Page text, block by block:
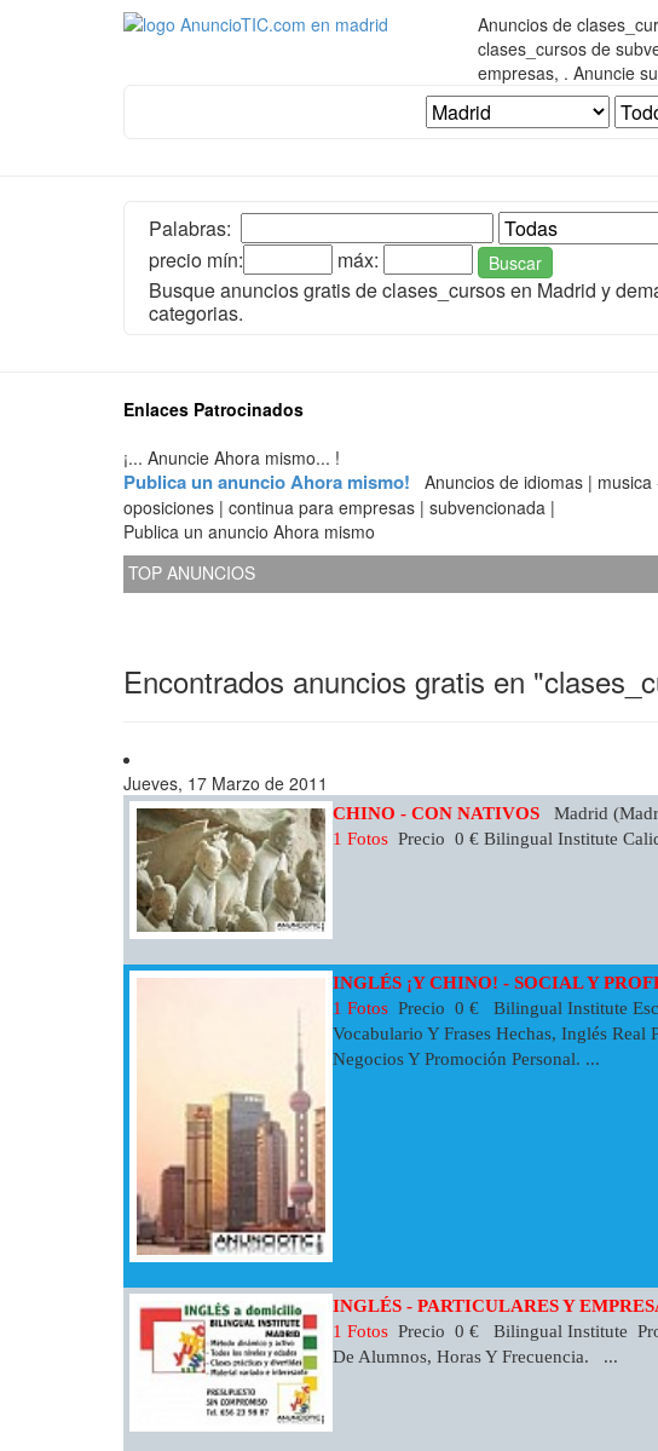
Anuncios de
clases_cursos de
empresas, . Anuncie
Palabras:
precio mín:
máx: Buscar
Busque anuncios gratis de clases_cursos en Madrid y
categorias.
Enlaces Patrocinados
¡... Anuncie Ahora mismo... !
Publica un anuncio Ahora mismo! Anuncios de idiomas |
oposiciones | continua para empresas | subvencionada |
Publica un anuncio Ahora mismo
TOP ANUNCIOS
Encontrados anuncios gratis en
Jueves, 17 Marzo de 2011
CHINO - CON NATIVOS
Madrid
1 Fotos Precio 0 € Bilingual Institute
INGLÉS ¡Y CHINO! - SOCIAL Y
1 Fotos Precio 0 € Bilingual Institute
Vocabulario Y Frases Hechas, Inglés
Negocios Y Promoción Personal. ...
INGLÉS - PARTICULARES Y
1 Fotos Precio 0 € Bilingual Institute
De Alumnos, Horas Y Frecuencia. ...